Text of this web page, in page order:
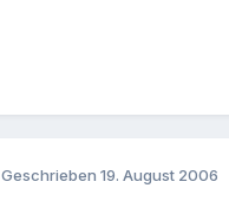
Geschrieben 19. August 2006